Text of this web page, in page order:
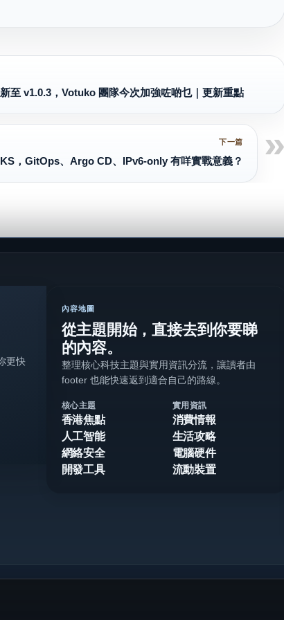
至 v1.0.3，Votuko 團隊今次加強咗啲乜｜更新重點
，GitOps、Argo CD、IPv6-only 有咩實戰意義？
更快
內容地圖
從主題開始，直接去到你要睇
的內容。
整理核心科技主題與實用資訊分流，讓讀者由
footer 也能快速返到適合自己的路線。
核心主題
香港焦點
人工智能
網絡安全
開發工具
實用資訊
消費情報
生活攻略
電腦硬件
流動裝置